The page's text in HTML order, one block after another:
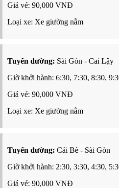
Giá vé: 90,000 VNĐ
Loại xe: Xe giường nằm
Tuyến đường: Sài Gòn - Cai Lậy
Giờ khởi hành: 6:30, 7:30, 8:30,
Giá vé: 90,000 VNĐ
Loại xe: Xe giường nằm
Tuyến đường: Cái Bè - Sài Gòn
Giờ khởi hành: 2:30, 3:30, 4:30,
Giá vé: 90,000 VNĐ